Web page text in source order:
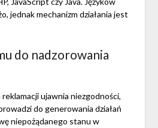
jednak mechanizm działania jest
do nadzorowania
ujawnia niezgodności,
do generowania działań
niepożądanego stanu w